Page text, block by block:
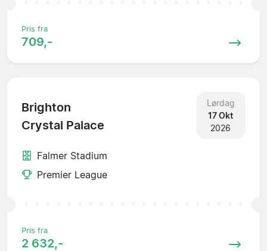
Pris fra
709,-
Brighton
Crystal Palace
Lørdag
17 Okt
2026
Falmer Stadium
Premier League
Pris fra
2 632,-